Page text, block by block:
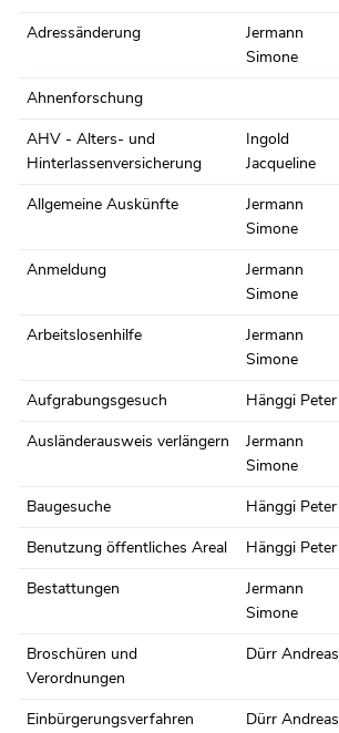
Adressänderung
Jermann
Simone
Ahnenforschung
AHV - Alters- und
Hinterlassenversicherung
Ingold
Jacqueline
Allgemeine Auskünfte
Jermann
Simone
Anmeldung
Jermann
Simone
Arbeitslosenhilfe
Jermann
Simone
Aufgrabungsgesuch Hänggi Peter
Ausländerausweis verlängern
Jermann
Simone
Baugesuche Hänggi Peter
Benutzung öffentliches Areal Hänggi Peter
Bestattungen
Jermann
Simone
Broschüren und
Verordnungen
Dürr Andreas
Einbürgerungsverfahren Dürr Andreas